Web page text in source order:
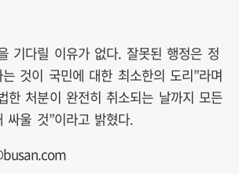
기다릴 이유가 없다. 잘못된 행정은 정
것이 국민에 대한 최소한의 도리”라며
한 처분이 완전히 취소되는 날까지 모든
싸울 것”이라고 밝혔다.